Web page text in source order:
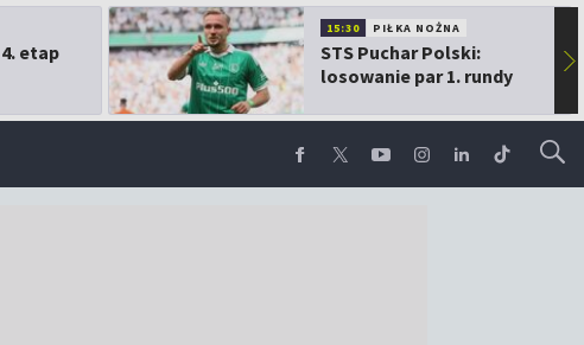
etap
15:30 PIŁKA NOŻNA
STS Puchar Polski:
losowanie par 1. rundy
▶